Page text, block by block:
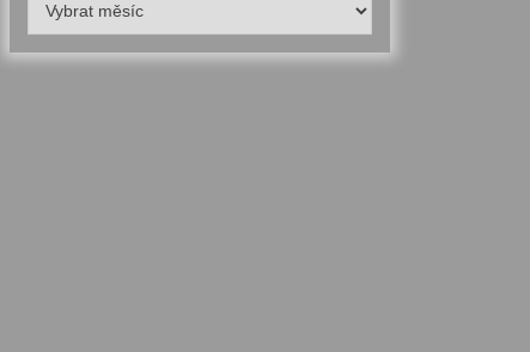
archiv